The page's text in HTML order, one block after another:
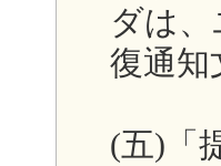
ダは
復通知
(五)「